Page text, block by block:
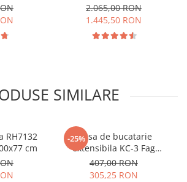
2.065,00 RON
1.445,50 RON
SIMILARE
RH7132
cm
-25%Masa de bucatarie
extensibila KC-3 Fag
90x59x74 cm
407,00 RON
305,25 RON